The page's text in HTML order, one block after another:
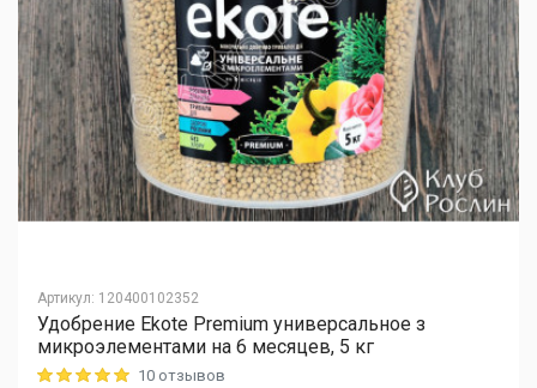
Артикул: 120400102352
Удобрение Ekote Premium универсальное з
микроэлементами на 6 месяцев, 5 кг
Rating: 5 out of 510 отзывов